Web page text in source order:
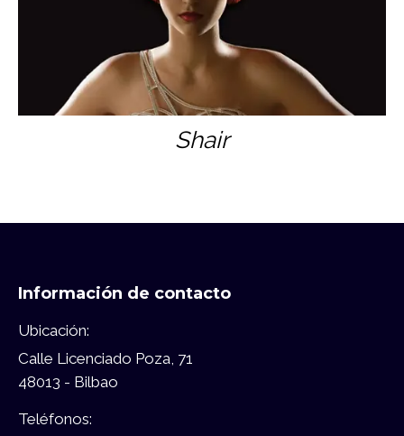
Shair
Información de contacto
Ubicación:
Calle Licenciado Poza, 71
48013 - Bilbao
Teléfonos: